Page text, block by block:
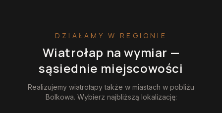
DZIAŁAMY W REGIONIE
Wiatrołap na wymiar —
sąsiednie miejscowości
Realizujemy wiatrołapytakże w miastach w pobliżu
Bolkowa. Wybierz najbliższą lokalizację: